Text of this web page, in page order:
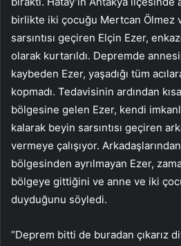
birlikte iki çocuğu Mertcan Ölmez
sarsıntısı geçiren Elçin Ezer,
olarak kurtarıldı. Depremde
kaybeden Ezer, yaşadığı tüm
kopmadı. Tedavisinin ardından
bölgesine gelen Ezer, kendi
kalarak beyin sarsıntısı geçiren
vermeye çalışıyor.
bölgesinden ayrılmayan Ezer,
bölgeye gittiğini ve anne ve iki
duyduğunu söyledi.
“Deprem bitti de buradan çıkarız